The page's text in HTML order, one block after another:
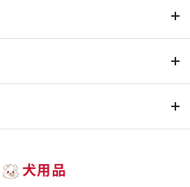
犬用品